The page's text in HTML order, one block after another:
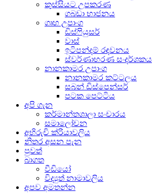
කුස්සියට උපකරණ
ගබඩා භාජනය
ගෘහ උපාංග
ඩිස්ෆියුසර්
වාස්
ඉටිපන්දම් රඳවනය
ස්වර්ණාභරණ සංදර්ශකය
නානකාමර උපාංග
නානකාමර කට්ටලය
සබන් ඩිස්පෙන්සර්
පටක පෙට්ටිය
අපි ගැන
කර්මාන්තශාලා සංචාරය
සමාලෝචන
අභිරුචි ක්රියාවලිය
නිතර අසන පැන
පුවත්
බාගත
වීඩියෝ
විද්‍යුත් නාමාවලිය
අපව අමතන්න